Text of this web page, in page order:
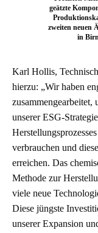
geätzte
zweiten neuen
in
Karl Hollis,
hierzu: „Wir haben
zusammengearbeitet,
unserer ESG-
verbrauchen und
erreichen. Das
Methode zur
viele neue
Diese jüngste
unserer Expansion